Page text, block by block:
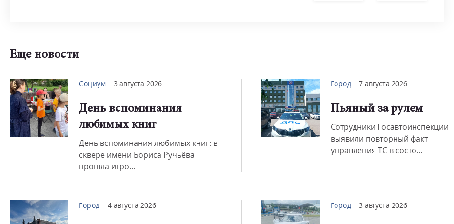
Еще новости
Социум 3 августа 2026
День вспоминания
любимых книг
День вспоминания любимых книг: в
сквере имени Бориса Ручьёва
прошла игро...
Город 7 августа 2026
Пьяный за рулем
Сотрудники Госавтоинспекции
выявили повторный факт
управления ТС в состо...
Город 4 августа 2026 Город 3 августа 2026